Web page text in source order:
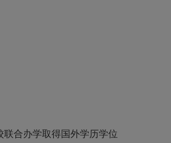
合办学取得国外学历学位